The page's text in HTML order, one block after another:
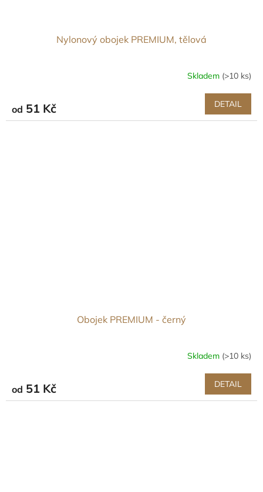
Nylonový obojek PREMIUM, tělová
Skladem (>10 ks)
od 51 Kč DETAIL
Obojek PREMIUM - černý
Skladem (>10 ks)
od 51 Kč DETAIL